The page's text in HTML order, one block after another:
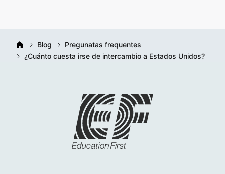
Blog
Pregunatas frequentes
¿Cuánto cuesta irse de intercambio a Estados Unidos?